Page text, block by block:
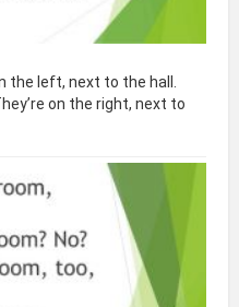
the left, next to the hall.
on the right, next to